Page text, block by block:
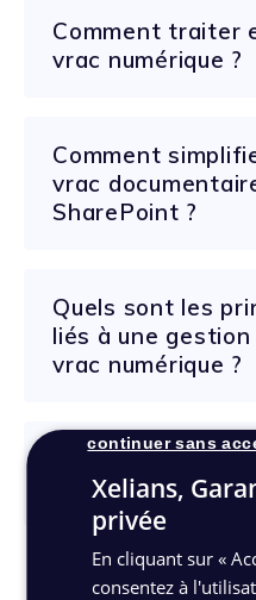
Comment traiter
vrac numérique ?
Comment
vrac
SharePoint ?
Quels sont les
liés à une
vrac numérique ?
Quelles bonnes
pour éviter
Xelians,
privée
En cliquant sur «
consentez à
continuer sans